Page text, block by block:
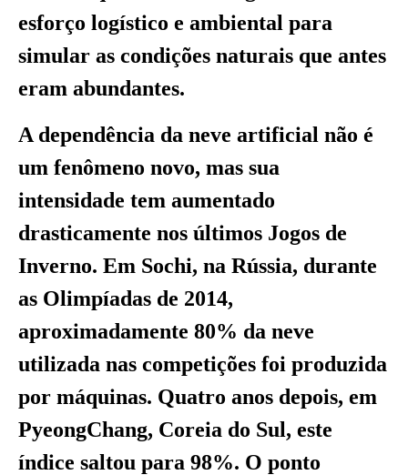
esforço logístico e ambiental para
simular as condições naturais que antes
eram abundantes.
A dependência da neve artificial não é
um fenômeno novo, mas sua
intensidade tem aumentado
drasticamente nos últimos Jogos de
Inverno. Em Sochi, na Rússia, durante
as Olimpíadas de 2014,
aproximadamente 80% da neve
utilizada nas competições foi produzida
por máquinas. Quatro anos depois, em
PyeongChang, Coreia do Sul, este
índice saltou para 98%. O ponto